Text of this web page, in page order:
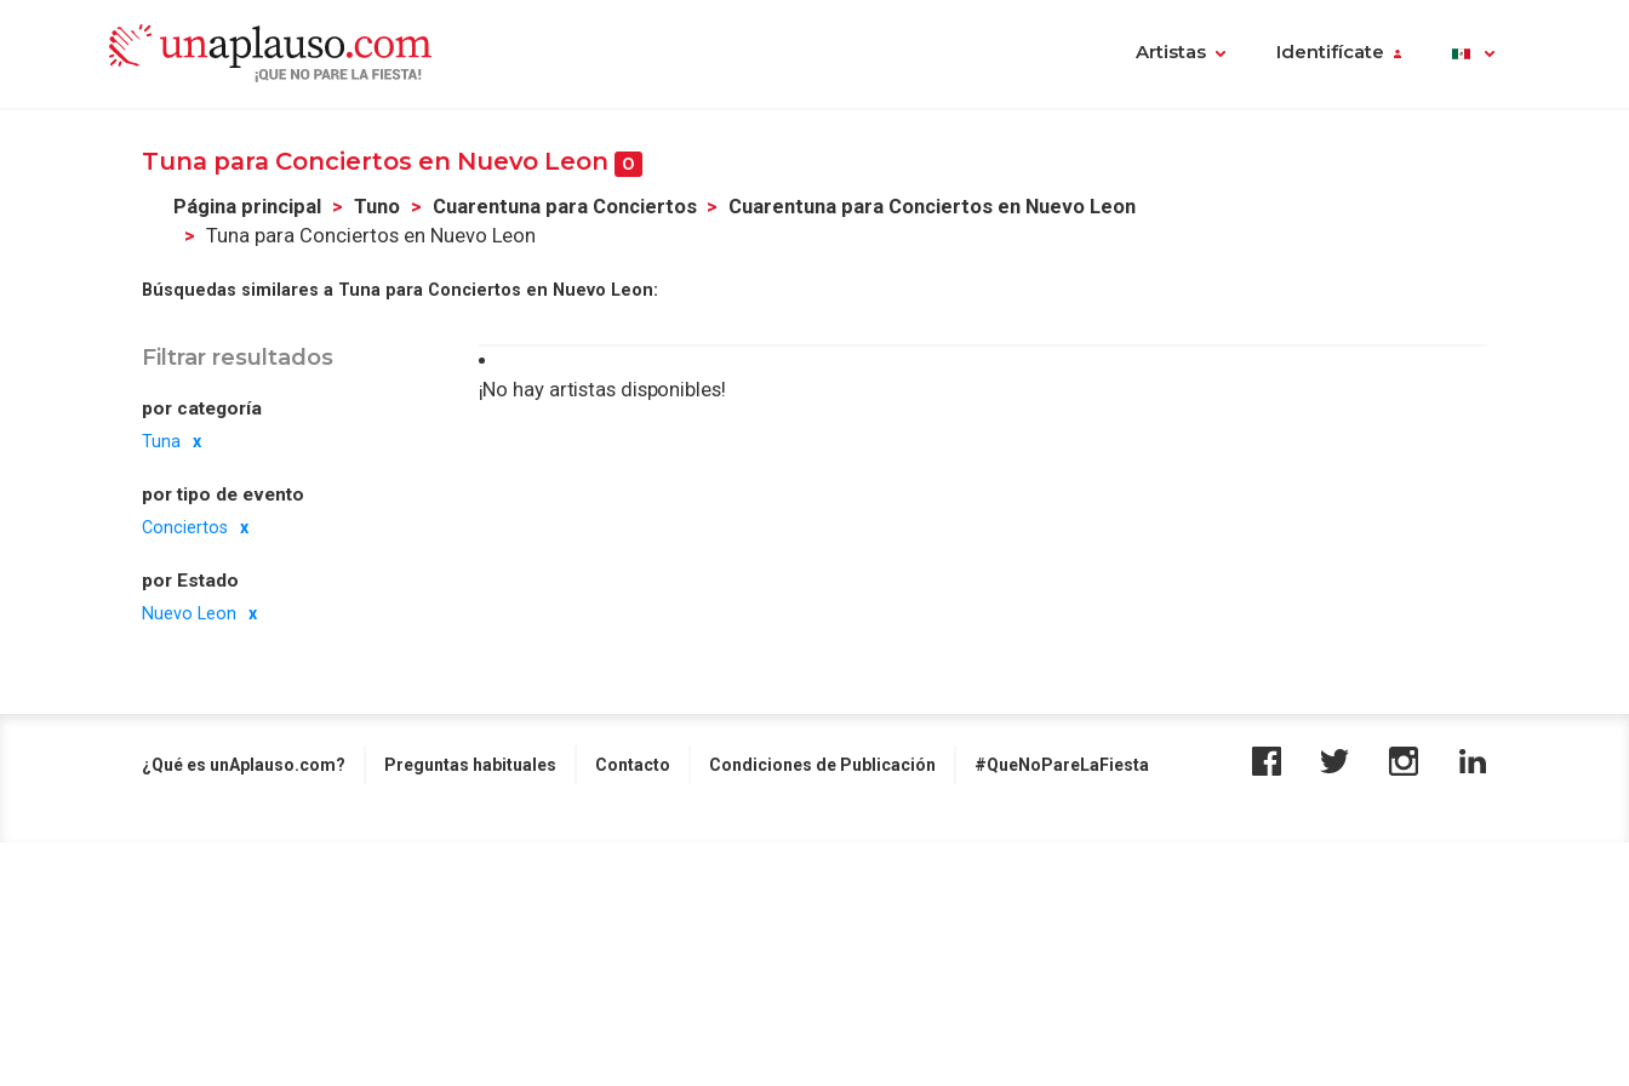
Artistas Identifícate
Tuna para Conciertos en Nuevo Leon 0
Página principal Tuno Cuarentuna para Conciertos
Cuarentuna para Conciertos en Nuevo Leon
Tuna para Conciertos en Nuevo Leon
Búsquedas similares a Tuna para Conciertos en Nuevo Leon:
Filtrar resultados
por categoría
Tuna
por tipo de evento
Conciertos
por Estado
Nuevo Leon
¡No hay artistas disponibles!
¿Qué es unAplauso.com? Preguntas habituales Contacto Condiciones de Publicación #QueNoPareLaFiesta